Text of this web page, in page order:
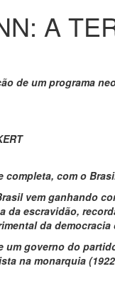
A
de um programa
com o
vem ganhando
da escravidão,
da
um governo do
na monarquia